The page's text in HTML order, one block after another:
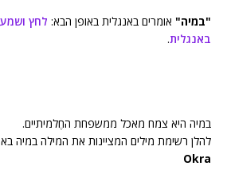
"במיה" אומרים באנגלית באופן הבא: לחץ
באנגלית.
במיה היא צמח מאכל ממשפחת החֶ‏‏למיתיים.
להלן רשימת מילים המציינות את המילה במיה
Okra